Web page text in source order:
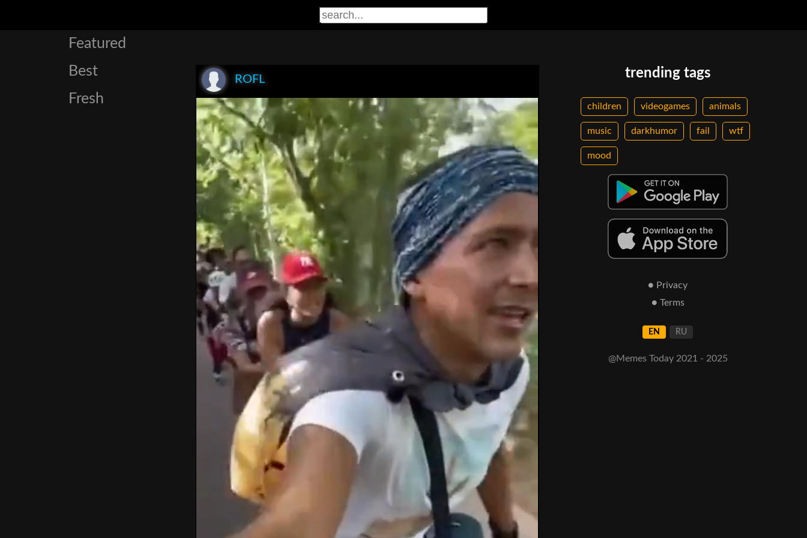
Featured
Best
Fresh
ROFL trending tags
children videogames animals
music darkhumor fail wtf
mood
● Privacy
● Terms
EN RU
@Memes Today 2021 - 2025